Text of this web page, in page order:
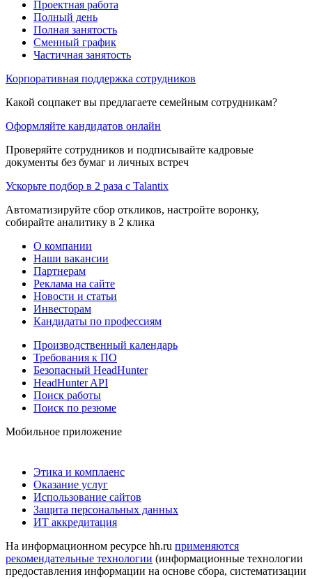
Проектная работа
Полный день
Полная занятость
Сменный график
Частичная занятость
Корпоративная поддержка сотрудников
Какой соцпакет вы предлагаете семейным сотрудникам?
Оформляйте кандидатов онлайн
Проверяйте сотрудников и подписывайте кадровые
документы без бумаг и личных встреч
Ускорьте подбор в 2 раза с Talantix
Автоматизируйте сбор откликов, настройте воронку,
собирайте аналитику в 2 клика
О компании
Наши вакансии
Партнерам
Реклама на сайте
Новости и статьи
Инвесторам
Кандидаты по профессиям
Производственный календарь
Требования к ПО
Безопасный HeadHunter
HeadHunter API
Поиск работы
Поиск по резюме
Мобильное приложение
Этика и комплаенс
Оказание услуг
Использование сайтов
Защита персональных данных
ИТ аккредитация
На информационном ресурсе hh.ru применяются
рекомендательные технологии (информационные технологии
предоставления информации на основе сбора, систематизации